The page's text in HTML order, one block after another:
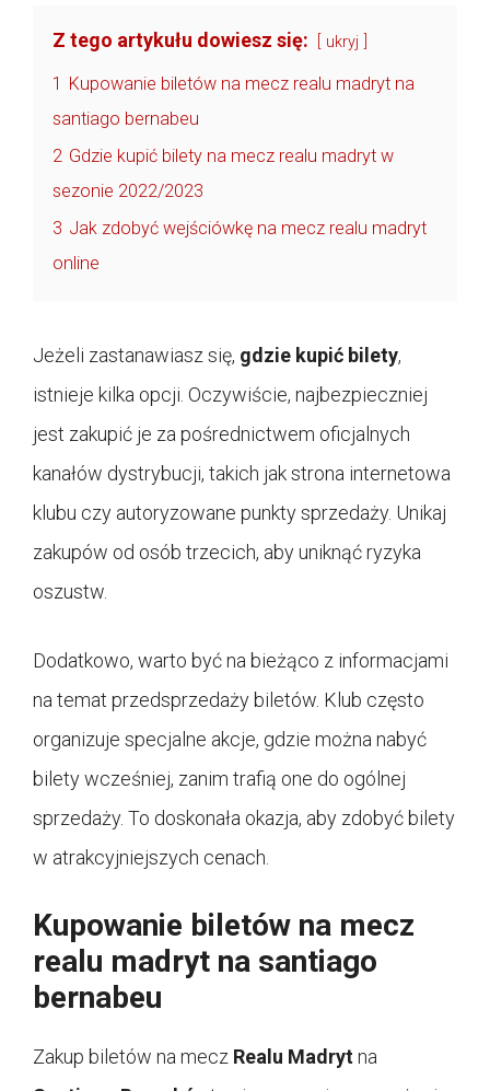
Z tego artykułu dowiesz się: ukryj
1 Kupowanie biletów na mecz realu madryt na
santiago bernabeu
2 Gdzie kupić bilety na mecz realu madryt w
sezonie 2022/2023
3 Jak zdobyć wejściówkę na mecz realu madryt
online
Jeżeli zastanawiasz się, gdzie kupić bilety,
istnieje kilka opcji. Oczywiście, najbezpieczniej
jest zakupić je za pośrednictwem oficjalnych
kanałów dystrybucji, takich jak strona internetowa
klubu czy autoryzowane punkty sprzedaży. Unikaj
zakupów od osób trzecich, aby uniknąć ryzyka
oszustw.
Dodatkowo, warto być na bieżąco z informacjami
na temat przedsprzedaży biletów. Klub często
organizuje specjalne akcje, gdzie można nabyć
bilety wcześniej, zanim trafią one do ogólnej
sprzedaży. To doskonała okazja, aby zdobyć bilety
w atrakcyjniejszych cenach.
Kupowanie biletów na mecz
realu madryt na santiago
bernabeu
Zakup biletów na mecz Realu Madrytna